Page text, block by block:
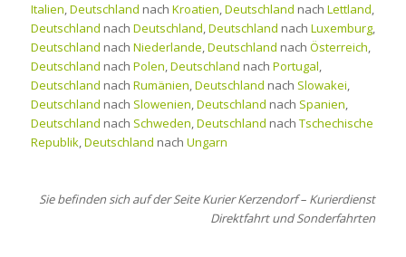
Italien,Deutschland nach Kroatien,Deutschland nach Lettland,
Deutschland nach Deutschland,Deutschland nach Luxemburg,
Deutschland nach Niederlande,Deutschland nach Österreich,
Deutschland nach Polen,Deutschland nach Portugal,
Deutschland nach Rumänien,Deutschland nach Slowakei,
Deutschland nach Slowenien,Deutschland nach Spanien,
Deutschland nach Schweden,Deutschland nach Tschechische
Republik,Deutschland nach Ungarn
Sie befinden sich auf der Seite Kurier Kerzendorf – Kurierdienst
Direktfahrt und Sonderfahrten